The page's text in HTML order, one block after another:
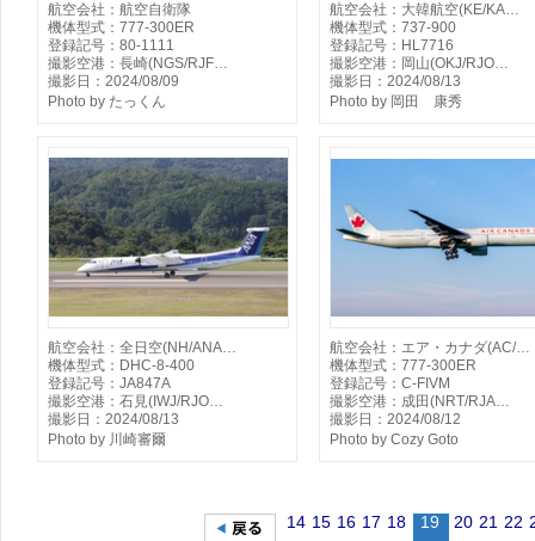
航空会社：航空自衛隊
機体型式：777-300ER
登録記号：80-1111
撮影空港：長崎(NGS/RJF…
撮影日：2024/08/09
Photo by たっくん
航空会社：大韓航空(KE/KA…
機体型式：737-900
登録記号：HL7716
撮影空港：岡山(OKJ/RJO…
撮影日：2024/08/13
Photo by 岡田 康秀
航空会社：全日空(NH/ANA…
機体型式：DHC-8-400
登録記号：JA847A
撮影空港：石見(IWJ/RJO…
撮影日：2024/08/13
Photo by 川崎審爾
航空会社：エア・カナダ(AC/…
機体型式：777-300ER
登録記号：C-FIVM
撮影空港：成田(NRT/RJA…
撮影日：2024/08/12
Photo by Cozy Goto
14 15 16 17 18 19 20 21 22